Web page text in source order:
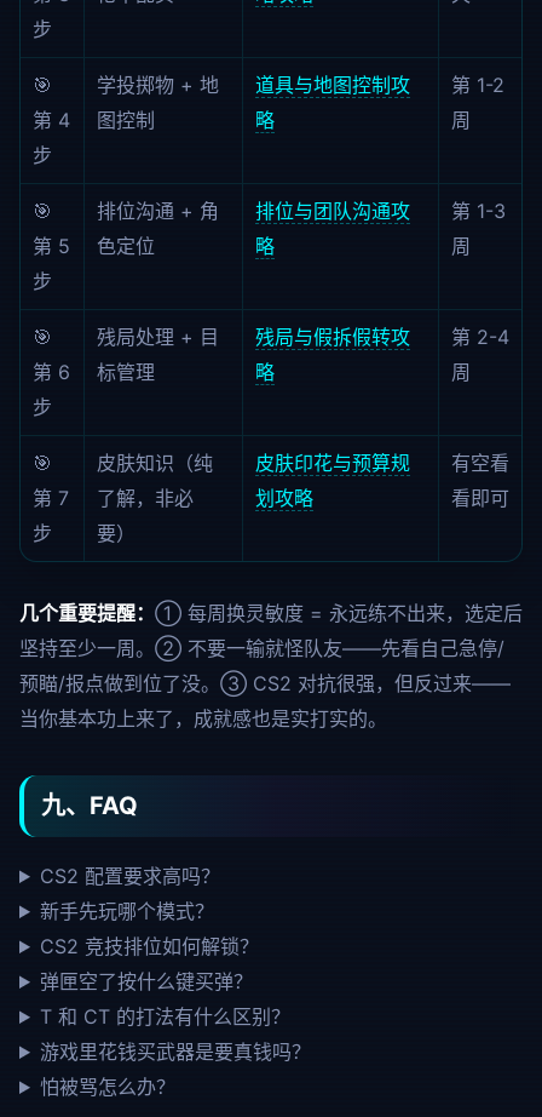
步
🎯
第 4
步
学投掷物 + 地
图控制
道具与地图控制攻
略
第 1-2
周
🎯
第 5
步
排位沟通 + 角
色定位
排位与团队沟通攻
略
第 1-3
周
🎯
第 6
步
残局处理 + 目
标管理
残局与假拆假转攻
略
第 2-4
周
🎯
第 7
步
皮肤知识（纯
了解，非必
要）
皮肤印花与预算规
划攻略
有空看
看即可
几个重要提醒： ① 每周换灵敏度 = 永远练不出来，选定后
坚持至少一周。② 不要一输就怪队友——先看自己急停/
预瞄/报点做到位了没。③ CS2 对抗很强，但反过来——
当你基本功上来了，成就感也是实打实的。
九、FAQ
CS2 配置要求高吗？
新手先玩哪个模式？
CS2 竞技排位如何解锁？
弹匣空了按什么键买弹？
T 和 CT 的打法有什么区别？
游戏里花钱买武器是要真钱吗？
怕被骂怎么办？